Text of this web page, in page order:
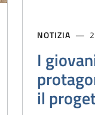
NOTIZIA
I
il